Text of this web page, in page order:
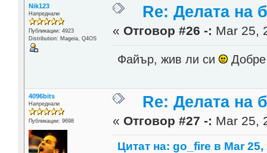
Nik123
Напреднали
Публикации: 4923
Distribution: Mageia, Q4OS
Re: Делата на
« Отговор #26 -: Mar 25,
Файър, жив ли си
4096bits
Напреднали
Публикации: 9698
Re: Делата на
« Отговор #27 -: Mar 25,
Цитат на: go_fire в Mar 25,